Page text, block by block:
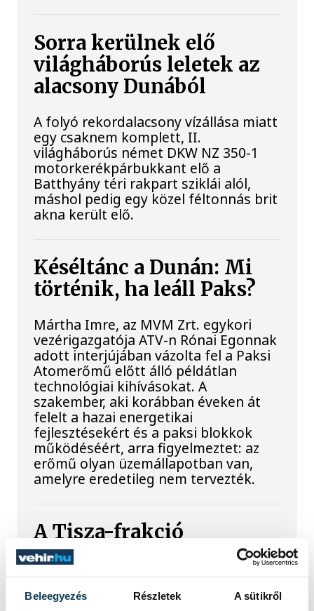
Beleegyezés Részletek A sütikről
Sorra kerülnek elő
világháborús leletek az
alacsony Dunából
A folyó rekordalacsony vízállása miatt
egy csaknem komplett, II.
világháborús német DKW NZ 350-1
motorkerékpárbukkant elő a
Batthyány téri rakpart sziklái alól,
máshol pedig egy közel féltonnás brit
akna került elő.
Késéltánc a Dunán: Mi
történik, ha leáll Paks?
Mártha Imre, az MVM Zrt. egykori
vezérigazgatója ATV-n Rónai Egonnak
adott interjújában vázolta fel a Paksi
Atomerőmű előtt álló példátlan
technológiai kihívásokat. A
szakember, aki korábban éveken át
felelt a hazai energetikai
fejlesztésekért és a paksi blokkok
működéséért, arra figyelmeztet: az
erőmű olyan üzemállapotban van,
amelyre eredetileg nem tervezték.
A Tisza-frakció
kezdeményezte, hogy
jövő kedden legyen az
államfőválasztás